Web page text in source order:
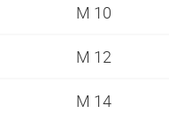
M 10
M 12
M 14